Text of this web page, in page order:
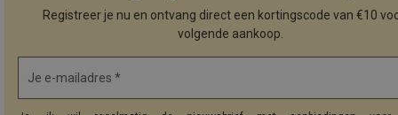
Registreer je nu en ontvang direct een kortingscode van €10
volgende aankoop.
Je e-mailadres *